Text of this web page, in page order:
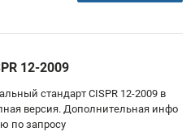
12-2009
стандарт CISPR 12-2009 в
версия. Дополнительная инфо
по запросу